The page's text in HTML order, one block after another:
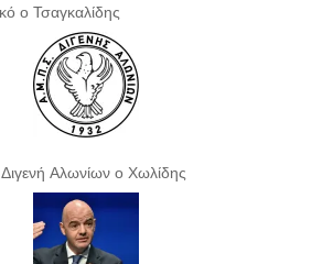
ο Τσαγκαλίδης
Αλωνίων ο Χωλίδης